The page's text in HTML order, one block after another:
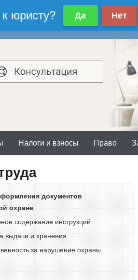
Налоги и взносы Право
документов
охране
содержание инструкций
выдачи и хранения
за нарушение охраны
Санкт-Петербург и
+7(812)425-66-30